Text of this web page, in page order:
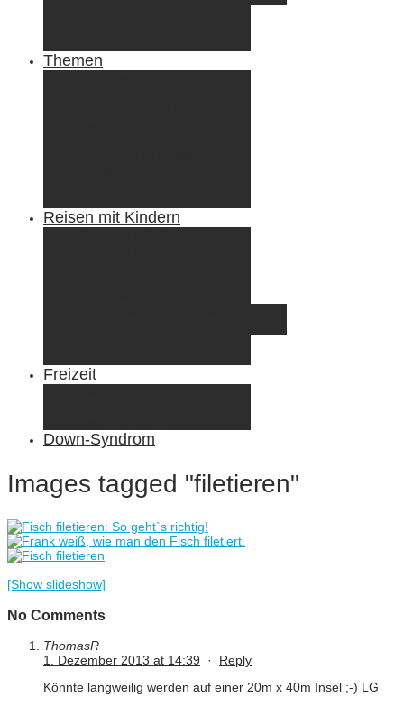
Themen
Reisen mit Kindern
Freizeit
Down-Syndrom
Images tagged "filetieren"
[Show slideshow]
No Comments
ThomasR
1. Dezember 2013 at 14:39 · Reply
Könnte langweilig werden auf einer 20m x 40m Insel ;-) LG